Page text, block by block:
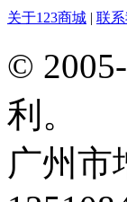
关于123商城 | 联
©
利。
广州市